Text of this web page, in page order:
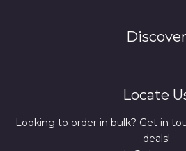
Discover
Locate
Looking to order in bulk? Get in
deals!